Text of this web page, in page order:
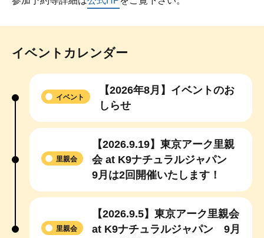
イベントカレンダー
【2026年8月】イベントのお
しらせ
イベント
【2026.9.19】東京アーク里親
会 at K9ナチュラルジャパン
9月は2回開催いたします！
里親会
【2026.9.5】東京アーク里親会
at K9ナチュラルジャパン 9月
里親会